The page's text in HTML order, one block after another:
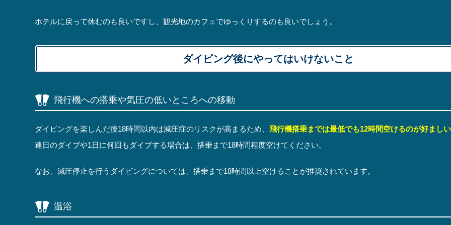
ホテルに戻って休むのも良いですし、観光地のカフェでゆっくりするのも良いでしょう。
ダイビング後にやってはいけないこと
飛行機への搭乗や気圧の低いところへの移動
ダイビングを楽しんだ後18時間以内は減圧症のリスクが高まるため、 飛行機搭乗までは最低でも12時間空けるのが好ましい
連日のダイブや1日に何回もダイブする場合は、搭乗まで18時間程度空けてください。
なお、減圧停止を行うダイビングについては、搭乗まで18時間以上空けることが推奨されています。
温浴